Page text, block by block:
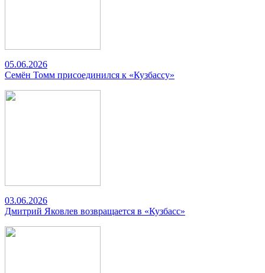
05.06.2026
Семён Томм присоединился к «Кузбассу»
03.06.2026
Дмитрий Яковлев возвращается в «Кузбасс»